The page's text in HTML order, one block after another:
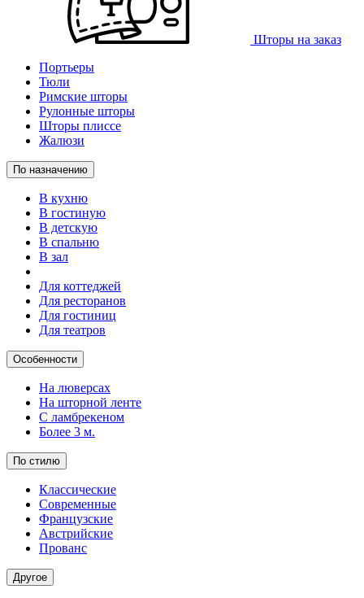
Шторы на заказ
Портьеры
Тюли
Римские шторы
Рулонные шторы
Шторы плиссе
Жалюзи
По назначению
В кухню
В гостиную
В детскую
В спальню
В зал
Для коттеджей
Для ресторанов
Для гостиниц
Для театров
Особенности
На люверсах
На шторной ленте
С ламбрекеном
Более 3 м.
По стилю
Классические
Современные
Французские
Австрийские
Прованс
Другое